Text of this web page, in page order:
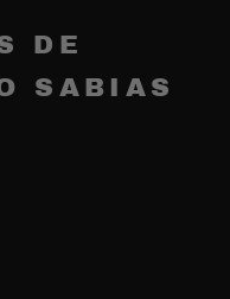
DE
SABIAS